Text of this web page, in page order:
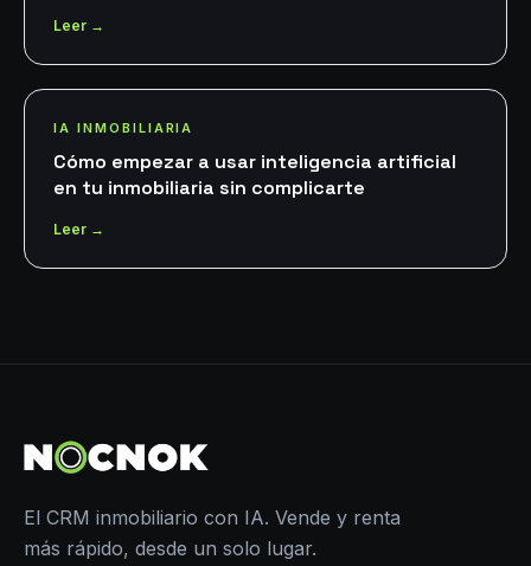
Leer →
IA INMOBILIARIA
Cómo empezar a usar inteligencia artificial
en tu inmobiliaria sin complicarte
Leer →
El CRM inmobiliario con IA. Vende y renta
más rápido, desde un solo lugar.